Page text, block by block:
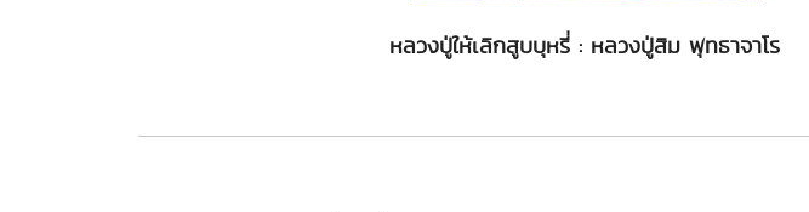
หลวงปู่ให้เลิกสูบบุหรี่ : หลวงปู่สิม พุทธาจาโร